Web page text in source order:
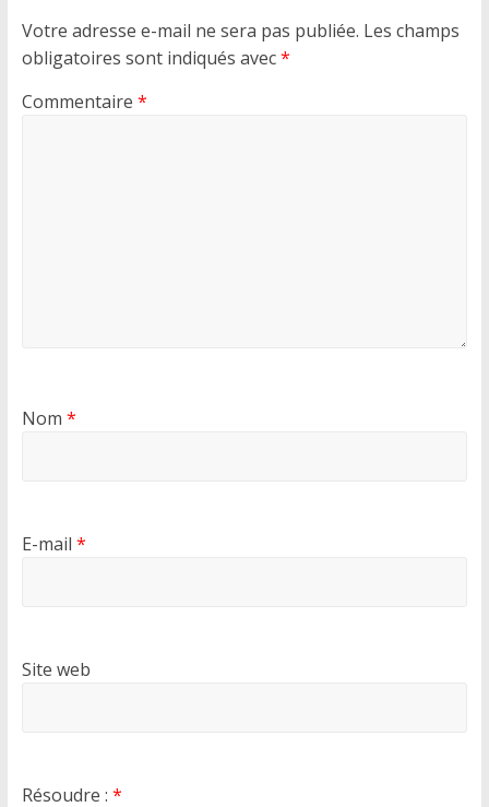
Votre adresse e-mail ne sera pas publiée. Les champs
obligatoires sont indiqués avec*
Commentaire *
Nom *
E-mail *
Site web
Résoudre : *